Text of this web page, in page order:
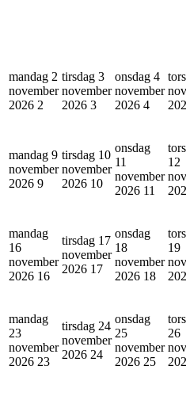
mandag 2
november
2026 2
tirsdag 3
november
2026 3
onsdag 4
november
2026 4
mandag 9
november
2026 9
tirsdag 10
november
2026 10
onsdag
11
november
2026 11
12
mandag
16
november
2026 16
tirsdag 17
november
2026 17
onsdag
18
november
2026 18
19
mandag
23
november
2026 23
tirsdag 24
november
2026 24
onsdag
25
november
2026 25
26